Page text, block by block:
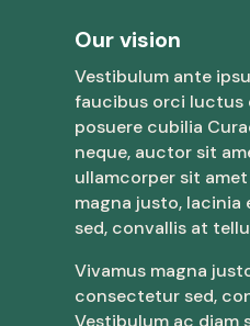
Our vision
Vestibulum ante
faucibus orci luctus
posuere cubilia
neque, auctor sit
ullamcorper sit
magna justo,
sed, convallis at
Vivamus magna
consectetur sed,
Vestibulum ac diam